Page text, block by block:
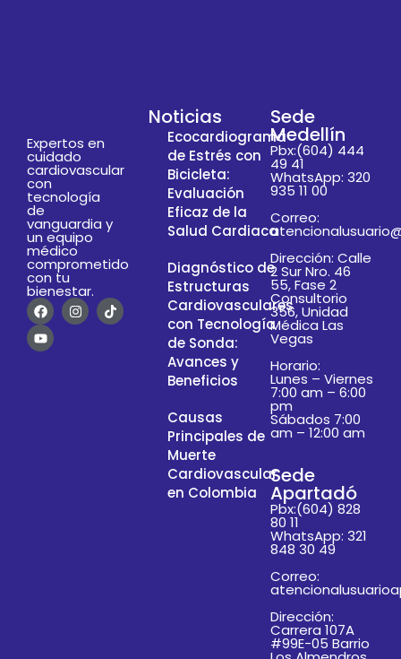
Expertos en
cuidado
cardiovascular
con
tecnología
de
vanguardia y
un equipo
médico
comprometido
con tu
bienestar.
Noticias
Ecocardiograma
de Estrés con
Bicicleta:
Evaluación
Eficaz de la
Salud Cardiaca
Diagnóstico de
Estructuras
Cardiovasculares
con Tecnología
de Sonda:
Avances y
Beneficios
Causas
Principales de
Muerte
Cardiovascular
en Colombia
Sede
Medellín
Pbx:(604) 444
49 41
WhatsApp: 320
935 11 00
Correo:
Dirección: Calle
2 Sur Nro. 46
55, Fase 2
Consultorio
356, Unidad
Médica Las
Vegas
Horario:
Lunes – Viernes
7:00 am – 6:00
pm
Sábados 7:00
am – 12:00 am
Sede
Apartadó
Pbx:(604) 828
80 11
WhatsApp: 321
848 30 49
Correo:
Dirección:
Carrera 107A
#99E-05 Barrio